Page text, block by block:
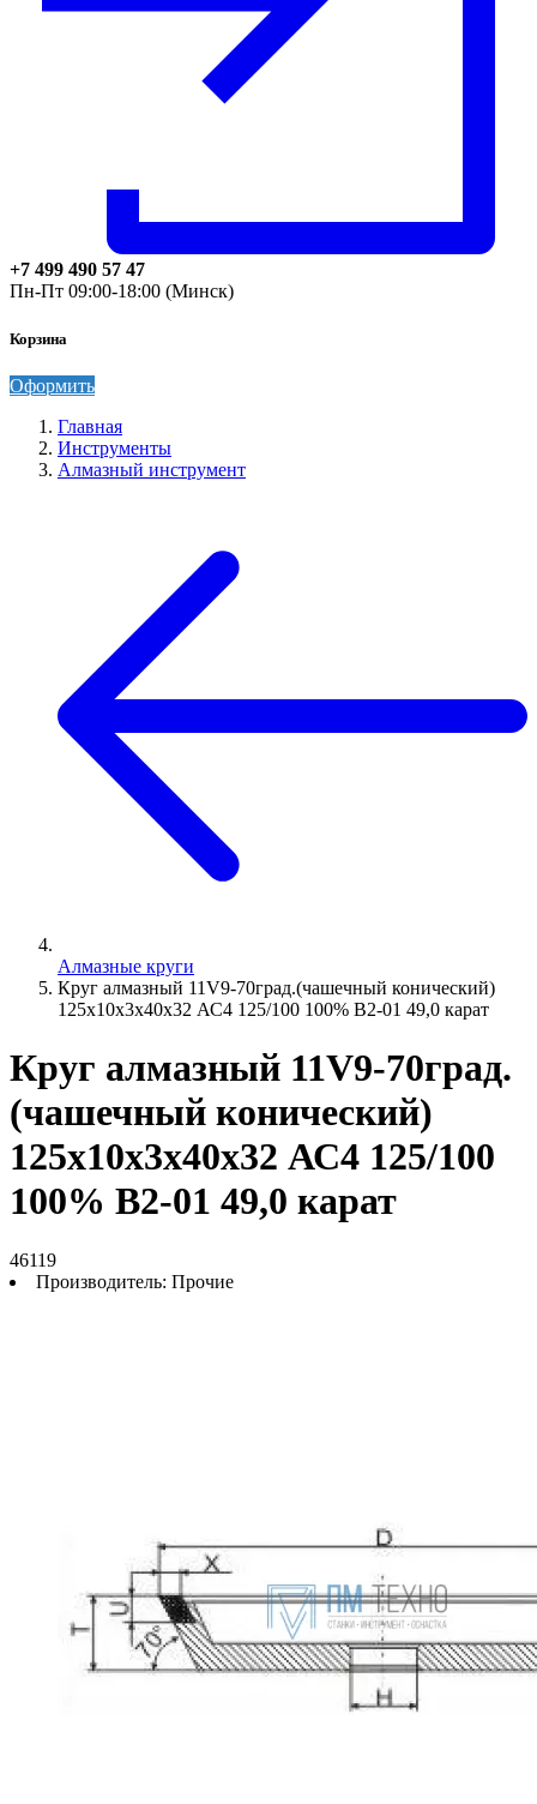
+7 499 490 57 47
Пн-Пт 09:00-18:00 (Минск)
Корзина
Оформить
Главная
Инструменты
Алмазный инструмент
Алмазные круги
Круг алмазный 11V9-70град.(чашечный конический)
125х10х3х40х32 АС4 125/100 100% В2-01 49,0 карат
Круг алмазный 11V9-70град.
(чашечный конический)
125х10х3х40х32 АС4 125/100
100% В2-01 49,0 карат
46119
Производитель: Прочие